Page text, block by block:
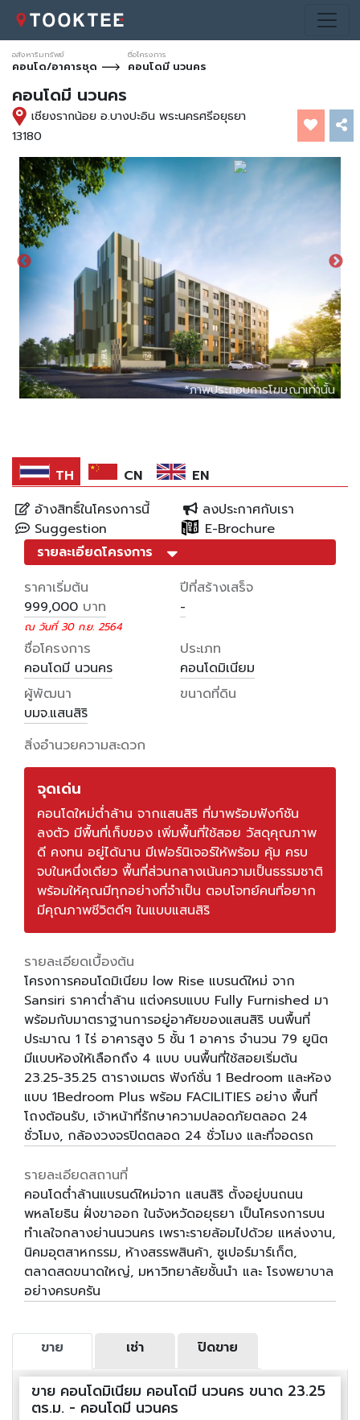
อสังหาริมทรัพย์
คอนโด/อาคารชุด
ชื่อโครงการ
คอนโดมี นวนคร
คอนโดมี นวนคร
เชียงรากน้อย อ.บางปะอิน พระนครศรีอยุธยา
13180
*ภาพประกอบการโฆษณาเท่านั้น
*ภาพประกอบการโฆษณาเท่านั้น
*ภาพประกอบการโฆษณาเท่านั้น
TH CN
EN
อ้างสิทธิ์ในโครงการนี้
ลงประกาศกับเรา
Suggestion
E-Brochure
รายละเอียดโครงการ
ราคาเริ่มต้น
999,000 บาท
ณ วันที่ 30 ก.ย. 2564
ปีที่สร้างเสร็จ
-
ชื่อโครงการ
คอนโดมี นวนคร
ประเภท
คอนโดมิเนียม
ผู้พัฒนา
บมจ.แสนสิริ
ขนาดที่ดิน
สิ่งอำนวยความสะดวก
จุดเด่น
คอนโดใหม่ต่ำล้าน จากแสนสิริ ที่มาพร้อมฟังก์ชัน
ลงตัว มีพื้นที่เก็บของ เพิ่มพื้นที่ใช้สอย วัสดุคุณภาพ
ดี คงทน อยู่ได้นาน มีเฟอร์นิเจอร์ให้พร้อม คุ้ม ครบ
จบในหนึ่งเดียว พื้นที่ส่วนกลางเน้นความเป็นธรรมชาติ
พร้อมให้คุณมีทุกอย่างที่จำเป็น ตอบโจทย์คนที่อยาก
มีคุณภาพชีวิตดีๆ ในแบบแสนสิริ
รายละเอียดเบื้องต้น
โครงการคอนโดมิเนียม low Rise แบรนด์ใหม่ จาก
Sansiri ราคาต่ำล้าน แต่งครบแบบ Fully Furnished มา
พร้อมกับมาตราฐานการอยู่อาศัยของแสนสิริ บนพื้นที่
ประมาณ 1 ไร่ อาคารสูง 5 ชั้น 1 อาคาร จำนวน 79 ยูนิต
มีแบบห้องให้เลือกถึง 4 แบบ บนพื้นที่ใช้สอยเริ่มต้น
23.25-35.25 ตารางเมตร ฟังก์ชั่น 1 Bedroom และห้อง
แบบ 1Bedroom Plus พร้อม FACILITIES อย่าง พื้นที่
โถงต้อนรับ, เจ้าหน้าที่รักษาความปลอดภัยตลอด 24
ชั่วโมง, กล้องวงจรปิดตลอด 24 ชั่วโมง และที่จอดรถ
รายละเอียดสถานที่
คอนโดต่ำล้านแบรนด์ใหม่จาก แสนสิริ ตั้งอยู่บนถนน
พหลโยธิน ฝั่งขาออก ในจังหวัดอยุธยา เป็นโครงการบน
ทำเลใจกลางย่านนวนคร เพราะรายล้อมไปด้วย แหล่งงาน,
นิคมอุตสาหกรรม, ห้างสรรพสินค้า, ซูเปอร์มาร์เก็ต,
ตลาดสดขนาดใหญ่, มหาวิทยาลัยชั้นนำ และ โรงพยาบาล
อย่างครบครัน
ขาย เช่า ปิดขาย
ขาย คอนโดมิเนียม คอนโดมี นวนคร ขนาด 23.25
ตร.ม. - คอนโดมี นวนคร